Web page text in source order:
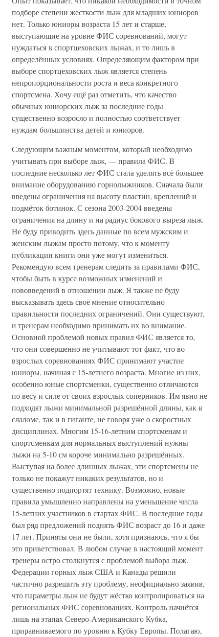
подборе степени жесткости лыж для младших юниоров
нет. Только юниоры возраста 15 лет и старше,
выступающие на уровне ФИС соревнований, могут
нуждаться в спортцеховских лыжах, и то лишь в
определённых условиях. Определяющим фактором при
выборе спортцеховских лыж является степень
непропорциональности роста и веса конкретного
спортсмена. Хочу ещё раз отметить, что качество
обычных юниорских лыж за последние годы
существенно возросло и полностью соответствует
нуждам большинства детей и юниоров.
Следующим важным моментом, который необходимо
учитывать при выборе лыж, — правила ФИС. В
последние несколько лет ФИС стала уделять всё большее
внимание оборудованию горнолыжников. Сначала были
введены ограничения на высоту пластин, креплений и
подмёток ботинок. С сезона 2003-2004 введены
ограничения на длину и на радиус бокового выреза лыж.
Не буду приводить здесь данные по всем мужским и
женским лыжам просто потому, что к моменту
публикации книги они уже могут измениться.
Рекомендую всем тренерам следить за правилами ФИС,
чтобы быть в курсе возможных изменений и
нововведений в отношении лыж. Я также не буду
высказывать здесь своё мнение относительно
правильности последних ограничений. Они существуют,
и тренерам необходимо принимать их во внимание.
Основной проблемой новых правил ФИС является то,
что они совершенно не учитывают тот факт, что во
взрослых соревнованиях ФИС принимают участие
юниоры, начиная с 15-летнего возраста. Многие из них,
особенно юные спортсменки, существенно отличаются
по весу и силе от своих взрослых соперников. Им явно не
подходят лыжи минимальной разрешённой длины, как в
слаломе, так и в гиганте, не говоря уже о скоростных
дисциплинах. Многим 15-16-летним спортсменам и
спортсменкам для нормальных выступлений нужны
лыжи на 5-10 см короче минимально разрешённых.
Выступая на более длинных лыжах, эти спортсмены не
только не покажут никаких результатов, но и
существенно подпортят технику. Возможно, новые
правила умышленно направлены на уменьшение числа
15-летних участников в стартах ФИС. В последние годы
был ряд предложений поднять ФИС возраст до 16 и даже
17 лет. Приняты они не были, хотя признаюсь, что я бы
это приветствовал. В любом случае в настоящий момент
тренеры остро столкнутся с проблемой выбора лыж.
Федерации горных лыж США и Канады решили
частично разрешить эту проблему, неофициально заявив,
что параметры лыж не будут жёстко контролироваться на
региональных ФИС соревнованиях. Контроль начнётся
лишь на этапах Северо-Американского Кубка,
приравниваемого по уровню к Кубку Европы. Полагаю,